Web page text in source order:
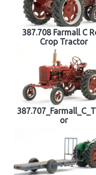
387.708 Farmall C
Crop Tractor
or